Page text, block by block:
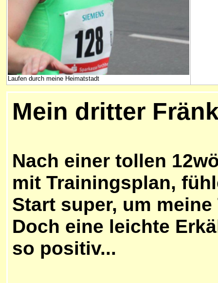
Laufen durch meine Heimatstadt
Mein dritter
Nach einer tollen
mit Trainingsplan,
Start super, um
Doch eine leichte
so positiv...